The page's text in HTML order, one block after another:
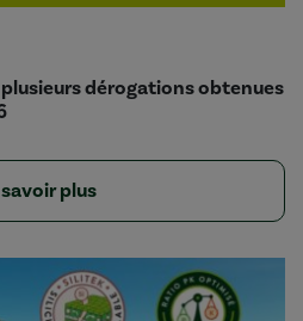
plusieurs dérogations obtenues
savoir plus